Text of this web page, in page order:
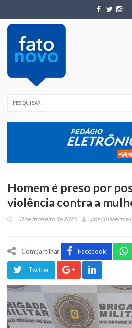
Homem é preso por
violência contra a
10 de fevereiro de 2025 porGuilherme
Compartilhar Facebook
Twitter